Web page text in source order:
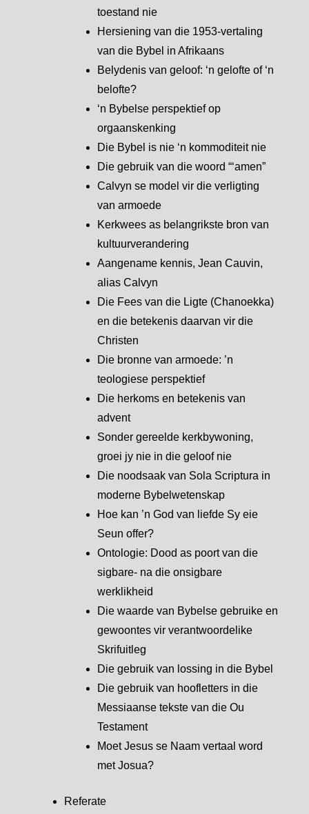
toestand nie
Hersiening van die 1953-vertaling
van die Bybel in Afrikaans
Belydenis van geloof: ‘n gelofte of ‘n
belofte?
‘n Bybelse perspektief op
orgaanskenking
Die Bybel is nie ‘n kommoditeit nie
Die gebruik van die woord “‘amen”
Calvyn se model vir die verligting
van armoede
Kerkwees as belangrikste bron van
kultuurverandering
Aangename kennis, Jean Cauvin,
alias Calvyn
Die Fees van die Ligte (Chanoekka)
en die betekenis daarvan vir die
Christen
Die bronne van armoede: ’n
teologiese perspektief
Die herkoms en betekenis van
advent
Sonder gereelde kerkbywoning,
groei jy nie in die geloof nie
Die noodsaak van Sola Scriptura in
moderne Bybelwetenskap
Hoe kan ’n God van liefde Sy eie
Seun offer?
Ontologie: Dood as poort van die
sigbare- na die onsigbare
werklikheid
Die waarde van Bybelse gebruike en
gewoontes vir verantwoordelike
Skrifuitleg
Die gebruik van lossing in die Bybel
Die gebruik van hoofletters in die
Messiaanse tekste van die Ou
Testament
Moet Jesus se Naam vertaal word
met Josua?
Referate